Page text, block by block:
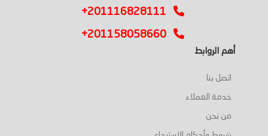
+201116828111
+201158058660
أهم الروابط
اتصل بنا
خدمة العملاء
من نحن